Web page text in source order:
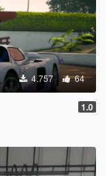
4.757 64
1.0